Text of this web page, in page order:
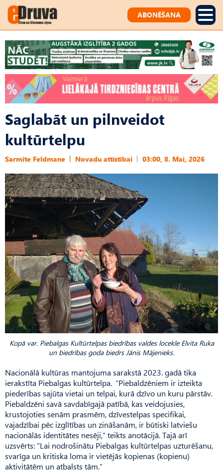
ABONĒŠANA
Saglabāt un pilnveidot
kultūrtelpu
Sarmīte Feldmane Novadu attīstībai 03:00, 8. Mai, 2026
Kopā var. Piebalgas Kultūrtelpas biedrības valdes locekle Elvita Ruka
un biedrības goda biedrs Jānis Mājenieks.
Nacionālā kultūras mantojuma sarakstā 2023. gadā tika
ierakstīta Piebalgas kultūrtelpa. “Piebaldzēniem ir izteikta
piederības sajūta vietai un telpai, kurā dzīvo un kuru pārstāv.
Piebaldzēni savā savdabīgajā patībā, kas veidojusies,
krustojoties senām prasmēm, dzīvestelpas specifikai,
vajadzībai pēc izglītības un zināšanām, ir būtiski latviešu
nacionālās identitātes nesēji,” teikts anotācijā. Tajā arī
uzsvērts: “Lai nodrošinātu Piebalgas kultūrtelpas uzturēšanu,
svarīga un kritiska loma ir vietējās kopienas (kopienu)
aktivitātēm un atbalsts tām.”